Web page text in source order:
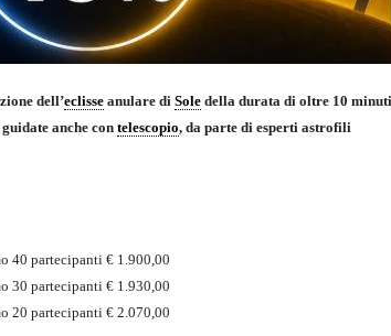
dell’eclisseanulare di Soledella durata di oltre 10
anche con telescopio, da parte di esperti astrofili
40 partecipanti € 1.900,00
30 partecipanti € 1.930,00
20 partecipanti € 2.070,00